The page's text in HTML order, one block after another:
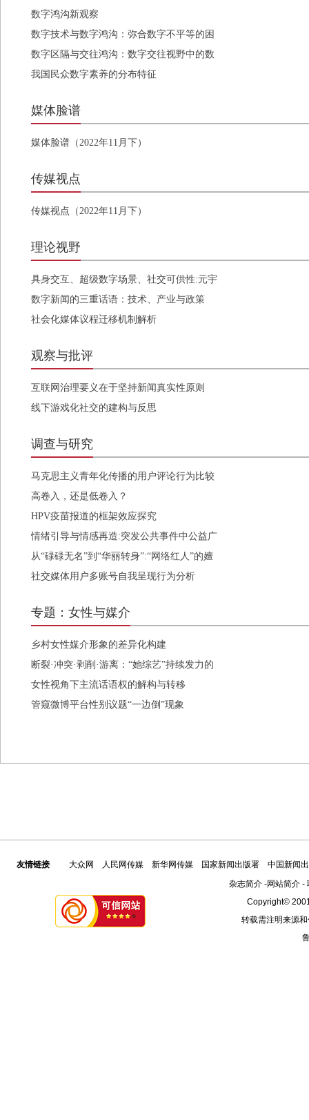
数字鸿沟新观察
数字技术与数字鸿沟：弥合数字不平等的困
境与行动
数字区隔与交往鸿沟：数字交往视野中的数
字鸿沟现象
我国民众数字素养的分布特征
媒体脸谱
媒体脸谱（2022年11月下）
传媒视点
传媒视点（2022年11月下）
理论视野
具身交互、超级数字场景、社交可供性:元宇
宙品牌传播路径
数字新闻的三重话语：技术、产业与政策
社会化媒体议程迁移机制解析
观察与批评
互联网治理要义在于坚持新闻真实性原则
线下游戏化社交的建构与反思
调查与研究
马克思主义青年化传播的用户评论行为比较
研究
高卷入，还是低卷入？
HPV疫苗报道的框架效应探究
情绪引导与情感再造:突发公共事件中公益广
告情感动员机制
从“碌碌无名”到“华丽转身”:“网络红人”的嬗
变与更替
社交媒体用户多账号自我呈现行为分析
专题：女性与媒介
乡村女性媒介形象的差异化构建
断裂·冲突·剥削·游离：“她综艺”持续发力的
四重困境
女性视角下主流话语权的解构与转移
管窥微博平台性别议题“一边倒”现象
友情链接 大众网 人民网传媒 新华网传媒 国家新闻出版署
中国新闻
杂志简介 -网站简介 -
Copyright©
转载需注明来源